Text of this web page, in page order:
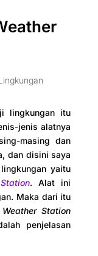
lingkungan itu
jenis alatnya
masing dan
dan disini saya
yaitu
. Alat ini
Maka dari itu
Station
penjelasan